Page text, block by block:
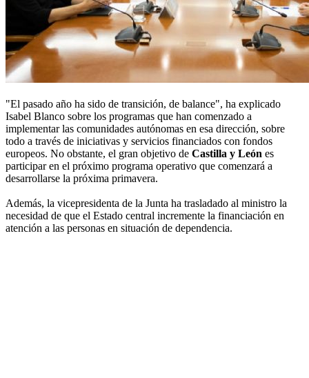
"El pasado año ha sido de transición, de balance", ha explicado
Isabel Blanco sobre los programas que han comenzado a
implementar las comunidades autónomas en esa dirección, sobre
todo a través de iniciativas y servicios financiados con fondos
europeos. No obstante, el gran objetivo de Castilla y León es
participar en el próximo programa operativo que comenzará a
desarrollarse la próxima primavera.
Además, la vicepresidenta de la Junta ha trasladado al ministro la
necesidad de que el Estado central incremente la financiación en
atención a las personas en situación de dependencia.